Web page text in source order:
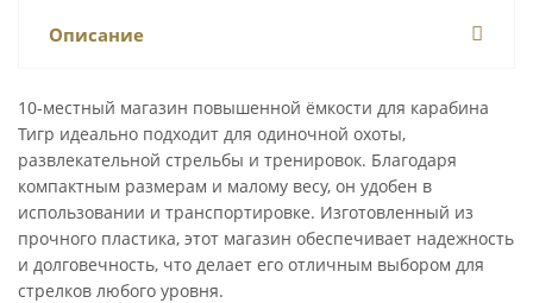
Описание
10-местный магазин повышенной ёмкости для карабина
Тигр идеально подходит для одиночной охоты,
развлекательной стрельбы и тренировок. Благодаря
компактным размерам и малому весу, он удобен в
использовании и транспортировке. Изготовленный из
прочного пластика, этот магазин обеспечивает надежность
и долговечность, что делает его отличным выбором для
стрелков любого уровня.